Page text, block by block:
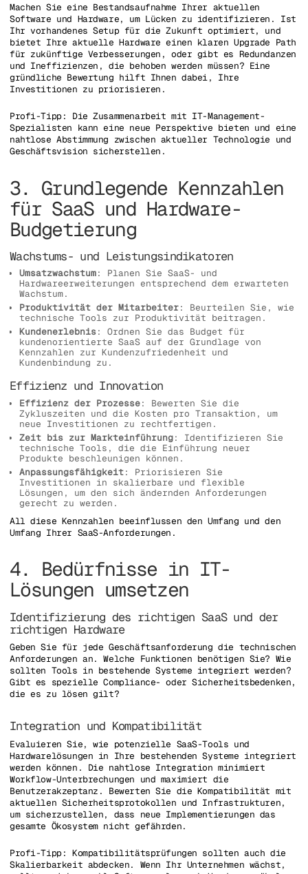
Machen Sie eine Bestandsaufnahme Ihrer aktuellen
Software und Hardware, um Lücken zu identifizieren. Ist
Ihr vorhandenes Setup für die Zukunft optimiert, und
bietet Ihre aktuelle Hardware einen klaren Upgrade Path
für zukünftige Verbesserungen, oder gibt es Redundanzen
und Ineffizienzen, die behoben werden müssen? Eine
gründliche Bewertung hilft Ihnen dabei, Ihre
Investitionen zu priorisieren.
Profi-Tipp: Die Zusammenarbeit mit IT-Management-
Spezialisten kann eine neue Perspektive bieten und eine
nahtlose Abstimmung zwischen aktueller Technologie und
Geschäftsvision sicherstellen.
3. Grundlegende Kennzahlen
für SaaS und Hardware-
Budgetierung
Wachstums- und Leistungsindikatoren
Umsatzwachstum: Planen Sie SaaS- und
Hardwareerweiterungen entsprechend dem erwarteten
Wachstum.
Produktivität der Mitarbeiter: Beurteilen Sie, wie
technische Tools zur Produktivität beitragen.
Kundenerlebnis: Ordnen Sie das Budget für
kundenorientierte SaaS auf der Grundlage von
Kennzahlen zur Kundenzufriedenheit und
Kundenbindung zu.
Effizienz und Innovation
Effizienz der Prozesse: Bewerten Sie die
Zykluszeiten und die Kosten pro Transaktion, um
neue Investitionen zu rechtfertigen.
Zeit bis zur Markteinführung: Identifizieren Sie
technische Tools, die die Einführung neuer
Produkte beschleunigen können.
Anpassungsfähigkeit: Priorisieren Sie
Investitionen in skalierbare und flexible
Lösungen, um den sich ändernden Anforderungen
gerecht zu werden.
All diese Kennzahlen beeinflussen den Umfang und den
Umfang Ihrer SaaS-Anforderungen.
4. Bedürfnisse in IT-
Lösungen umsetzen
Identifizierung des richtigen SaaS und der
richtigen Hardware
Geben Sie für jede Geschäftsanforderung die technischen
Anforderungen an. Welche Funktionen benötigen Sie? Wie
sollten Tools in bestehende Systeme integriert werden?
Gibt es spezielle Compliance- oder Sicherheitsbedenken,
die es zu lösen gilt?
Integration und Kompatibilität
Evaluieren Sie, wie potenzielle SaaS-Tools und
Hardwarelösungen in Ihre bestehenden Systeme integriert
werden können. Die nahtlose Integration minimiert
Workflow-Unterbrechungen und maximiert die
Benutzerakzeptanz. Bewerten Sie die Kompatibilität mit
aktuellen Sicherheitsprotokollen und Infrastrukturen,
um sicherzustellen, dass neue Implementierungen das
gesamte Ökosystem nicht gefährden.
Profi-Tipp: Kompatibilitätsprüfungen sollten auch die
Skalierbarkeit abdecken. Wenn Ihr Unternehmen wächst,